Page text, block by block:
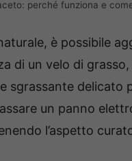
perché funziona e
è possibile
di un velo di
sgrassante delicato
un panno
l’aspetto